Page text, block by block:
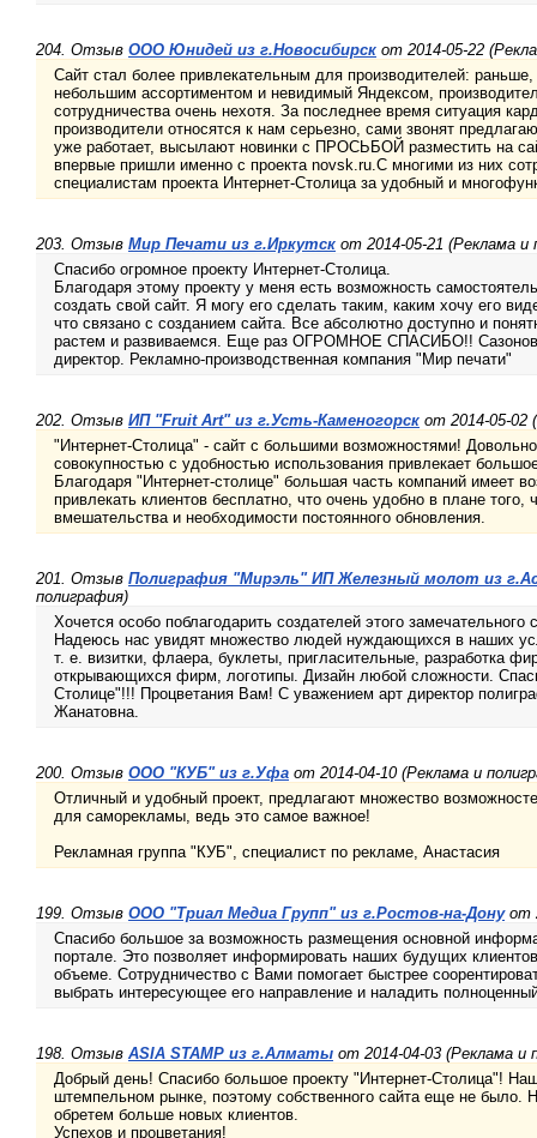
204. Отзыв ООО Юнидей из г.Новосибирск от 2014-05-22
Сайт стал более привлекательным для производителей: раньше,
небольшим ассортиментом и невидимый Яндексом,
сотрудничества очень нехотя. За последнее время ситуация
производители относятся к нам серьезно, сами звонят
уже работает, высылают новинки с ПРОСЬБОЙ разместить на
впервые пришли именно с проекта novsk.ru.C многими из них
специалистам проекта Интернет-Столица за удобный и
203. Отзыв Мир Печати из г.Иркутск от 2014-05-21 (Реклама и
Спасибо огромное проекту Интернет-Столица.
Благодаря этому проекту у меня есть возможность
создать свой сайт. Я могу его сделать таким, каким хочу его
что связано с созданием сайта. Все абсолютно доступно и
растем и развиваемся. Еще раз ОГРОМНОЕ СПАСИБО!!
директор. Рекламно-производственная компания "Мир печати"
202. Отзыв ИП "Fruit Art" из г.Усть-Каменогорск от 2014-05-02
"Интернет-Столица" - сайт с большими возможностями!
совокупностью с удобностью использования привлекает
Благодаря "Интернет-столице" большая часть компаний имеет
привлекать клиентов бесплатно, что очень удобно в плане того,
вмешательства и необходимости постоянного обновления.
201. Отзыв Полиграфия "Мирэль" ИП Железный молот из
полиграфия)
Хочется особо поблагодарить создателей этого
Надеюсь нас увидят множество людей нуждающихся в наших
т. е. визитки, флаера, буклеты, пригласительные, разработка
открывающихся фирм, логотипы. Дизайн любой сложности.
Столице"!!! Процветания Вам! С уважением арт директор
Жанатовна.
200. Отзыв ООО "КУБ" из г.Уфа от 2014-04-10 (Реклама и
Отличный и удобный проект, предлагают множество
для саморекламы, ведь это самое важное!
Рекламная группа "КУБ", специалист по рекламе, Анастасия
199. Отзыв ООО "Триал Медиа Групп" из г.Ростов-на-Донуот
Спасибо большое за возможность размещения основной
портале. Это позволяет информировать наших будущих
объеме. Сотрудничество с Вами помогает быстрее
выбрать интересующее его направление и наладить
198. Отзыв ASIA STAMP из г.Алматы от 2014-04-03 (Реклама и
Добрый день! Спасибо большое проекту "Интернет-Столица"!
штемпельном рынке, поэтому собственного сайта еще не
обретем больше новых клиентов.
Успехов и процветания!